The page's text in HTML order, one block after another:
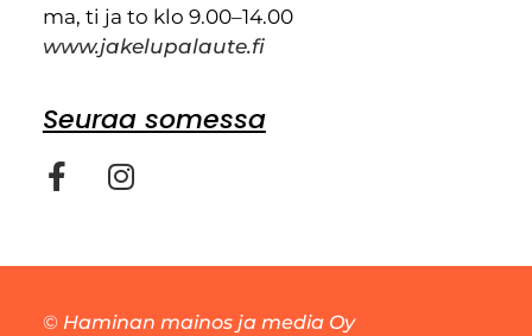
ma, ti ja to klo 9.00–14.00
www.jakelupalaute.fi
Seuraa somessa
© Haminan mainos ja media Oy